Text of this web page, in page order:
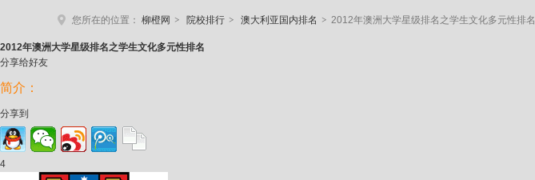
您所在的位置： 柳橙网 > 院校排行 > 澳大利亚国内排名 > 2012年澳洲大学星级排名之学生文化多元性排名
2012年澳洲大学星级排名之学生文化多元性排名
分享给好友
简介：
分享到
4